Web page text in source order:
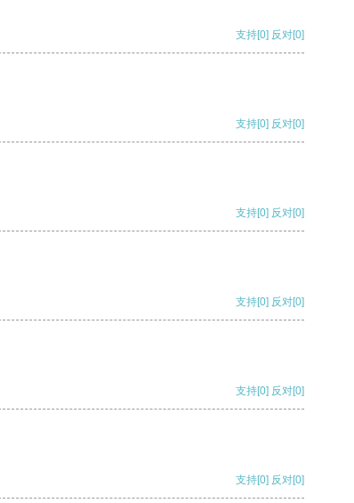
支持[0] 反对[0]
支持[0] 反对[0]
支持[0] 反对[0]
支持[0] 反对[0]
支持[0] 反对[0]
支持[0] 反对[0]